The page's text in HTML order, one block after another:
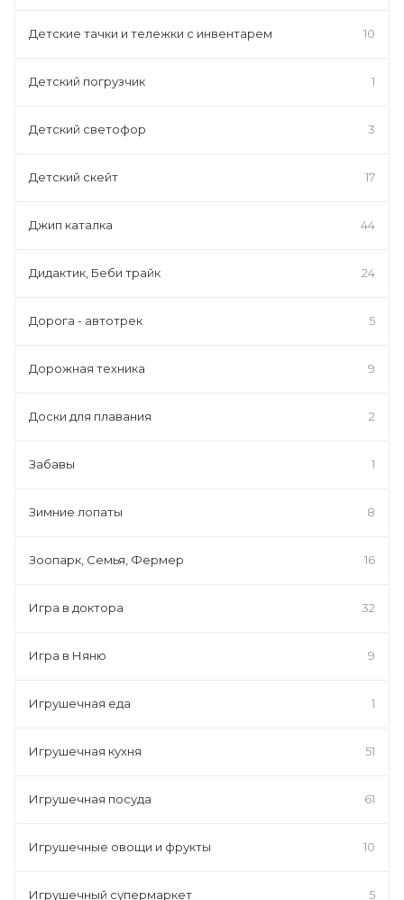
Детские тачки и тележки с инвентарем 10
Детский погрузчик 1
Детский светофор 3
Детский скейт 17
Джип каталка 44
Дидактик, Беби трайк 24
Дорога - автотрек 5
Дорожная техника 9
Доски для плавания 2
Забавы 1
Зимние лопаты 8
Зоопарк, Семья, Фермер 16
Игра в доктора 32
Игра в Няню 9
Игрушечная еда 1
Игрушечная кухня 51
Игрушечная посуда 61
Игрушечные овощи и фрукты 10
Игрушечный супермаркет 5